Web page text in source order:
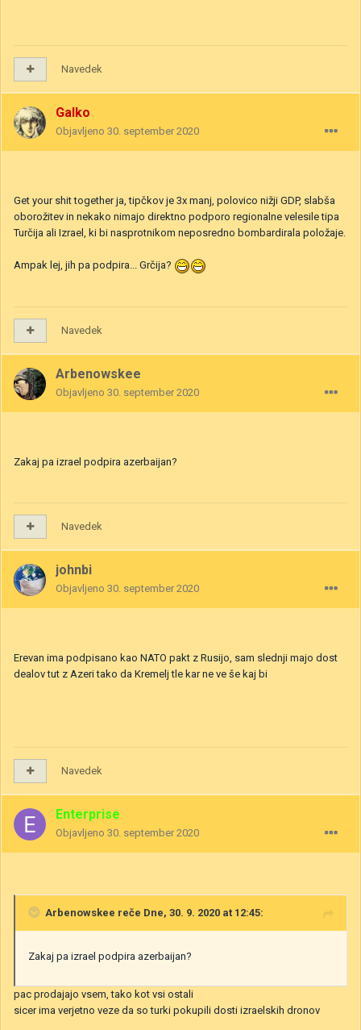
Navedek
Galko
Objavljeno 30. september 2020
Get your shit together ja, tipčkov je 3x manj, polovico nižji GDP, slabša
oborožitev in nekako nimajo direktno podporo regionalne velesile tipa
Turčija ali Izrael, ki bi nasprotnikom neposredno bombardirala položaje.
Ampak lej, jih pa podpira... Grčija?
Navedek
Arbenowskee
Objavljeno 30. september 2020
Zakaj pa izrael podpira azerbaijan?
Navedek
johnbi
Objavljeno 30. september 2020
Erevan ima podpisano kao NATO pakt z Rusijo, sam slednji majo dost
dealov tut z Azeri tako da Kremelj tle kar ne ve še kaj bi
Navedek
Enterprise
Objavljeno 30. september 2020
Arbenowskee reče Dne, 30. 9. 2020 at 12:45:
Zakaj pa izrael podpira azerbaijan?
pac prodajajo vsem, tako kot vsi ostali
sicer ima verjetno veze da so turki pokupili dosti izraelskih dronov